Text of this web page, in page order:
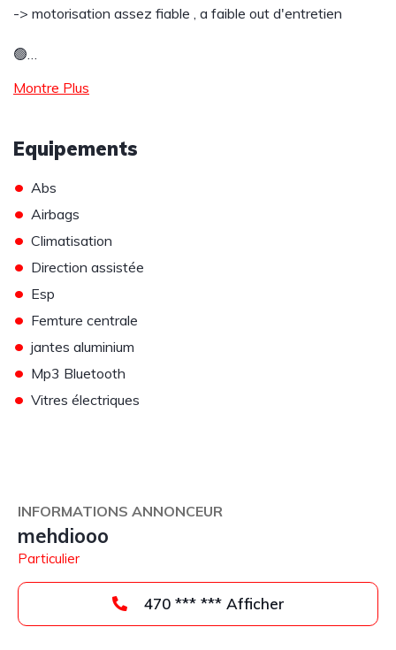
-> motorisation assez fiable , a faible out d'entretien
🟢…
Montre Plus
Equipements
• Abs
• Airbags
• Climatisation
• Direction assistée
• Esp
• Femture centrale
• jantes aluminium
• Mp3 Bluetooth
• Vitres électriques
INFORMATIONS ANNONCEUR
mehdiooo
Particulier
470 *** *** Afficher